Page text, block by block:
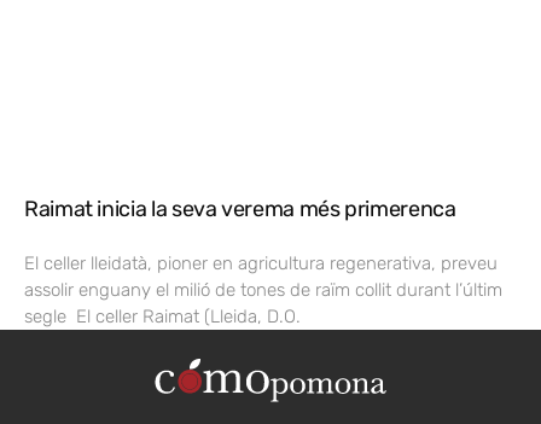
Raimat inicia la seva verema més primerenca
El celler lleidatà, pioner en agricultura regenerativa, preveu
assolir enguany el milió de tones de raïm collit durant l’últim
segle El celler Raimat (Lleida, D.O.